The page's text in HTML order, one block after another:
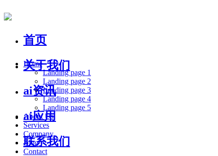
首页
关于我们
ai资讯
ai应用
联系我们
Home
Landing page 1
Landing page 2
Landing page 3
Landing page 4
Landing page 5
About Us
Services
Company
Blog
Contact